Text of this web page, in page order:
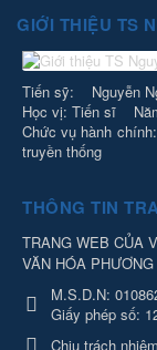
GIỚI THIỆU TS
Tiến sỹ: Nguyễn
Học vị: Tiến sĩ
Chức vụ hành
truyền thống
THÔNG TIN
TRANG WEB CỦA
VĂN HÓA
M.S.D.N:
Giấy phép số:
Chịu trách